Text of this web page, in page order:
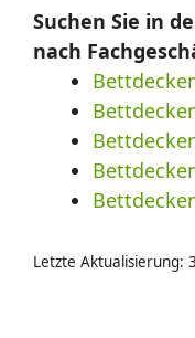
Suchen Sie in
nach
Letzte Aktualisierung: